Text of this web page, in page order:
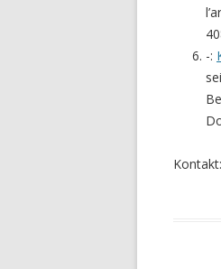
-:
Kontakt: